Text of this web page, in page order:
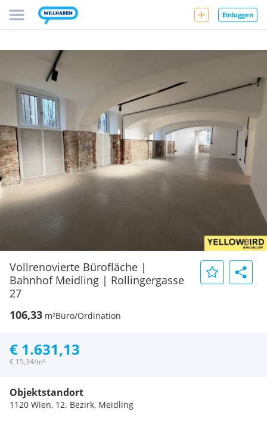
Einloggen
Vollrenovierte Bürofläche |
Bahnhof Meidling | Rollingergasse
27
106,33 m²Büro/Ordination
€ 1.631,13
€ 15,34/m²
Objektstandort
1120 Wien, 12. Bezirk, Meidling